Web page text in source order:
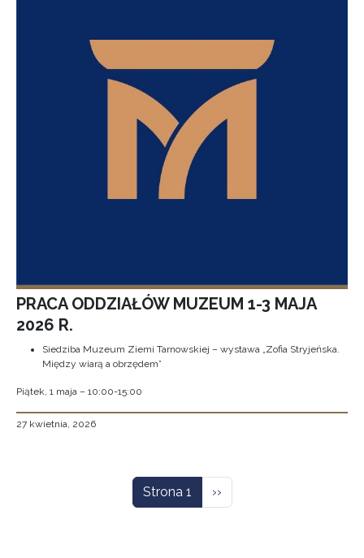
PRACA ODDZIAŁÓW MUZEUM 1-3 MAJA
2026 R.
Siedziba Muzeum Ziemi Tarnowskiej – wystawa „Zofia Stryjeńska.
Między wiarą a obrzędem”
Piątek, 1 maja – 10:00-15:00
27 kwietnia, 2026
Strona 1 Następna strona
››